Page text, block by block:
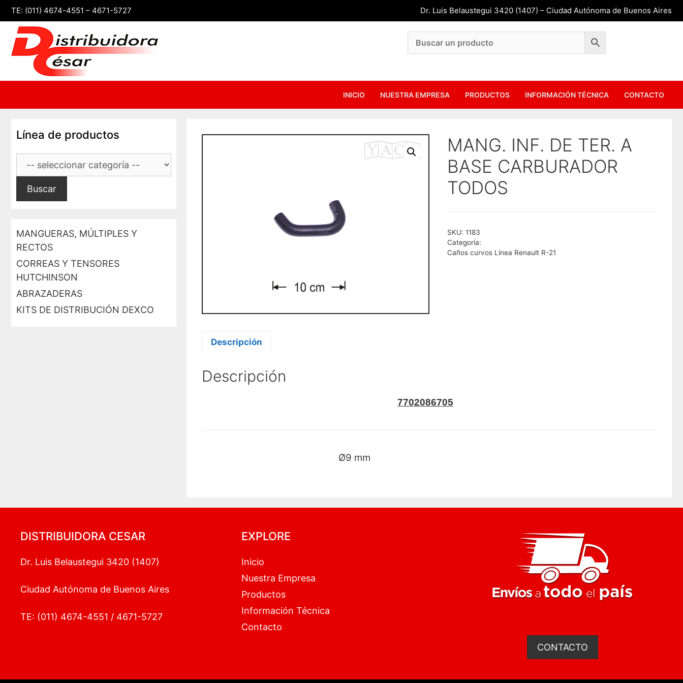
Saltar
contenido
Dr. Luis Belaustegui 3420 (1407) – Ciudad Autónoma de Buenos Aires
TE: (011) 4674-4551 – 4671-5727
INICIO NUESTRA EMPRESA PRODUCTOS INFORMACIÓN TÉCNICA CONTACTO
MANG. INF. DE TER. A
BASE CARBURADOR
TODOS
SKU:1183
Categoría:
Caños curvos Línea Renault R-21
Descripción
Descripción
7702086705
Ø9 mm
Línea de productos
Buscar
MANGUERAS, MÚLTIPLES Y
RECTOS
CORREAS Y TENSORES
HUTCHINSON
ABRAZADERAS
KITS DE DISTRIBUCIÓN DEXCO
DISTRIBUIDORA CESAR
Dr. Luis Belaustegui 3420 (1407)
Ciudad Autónoma de Buenos Aires
TE: (011) 4674-4551 / 4671-5727
EXPLORE
Inicio
Nuestra Empresa
Productos
Información Técnica
Contacto
CONTACTO